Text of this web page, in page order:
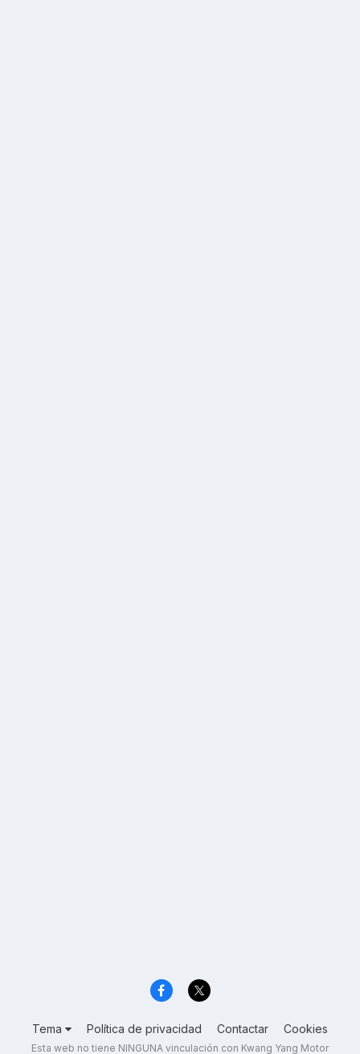
Tema Política de privacidad Contactar Cookies
Esta web no tiene NINGUNA vinculación con Kwang Yang Motor